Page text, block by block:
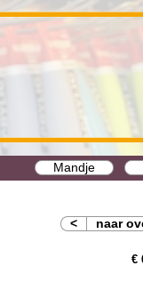
Mandje
< naar
€